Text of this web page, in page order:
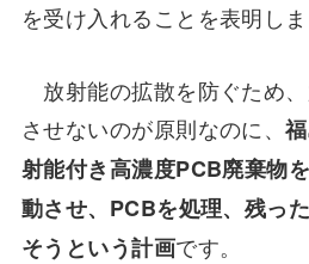
を受け入れることを表明しま
放射能の拡散を防ぐため
させないのが原則なのに、
射能付き高濃度PCB廃棄物
動させ、PCBを処理、残っ
そうという計画です。